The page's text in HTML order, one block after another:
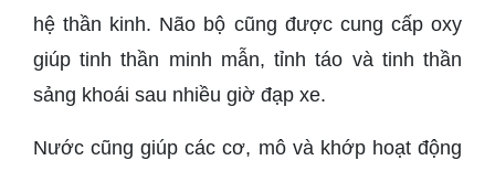
hệ thần kinh. Não bộ cũng được cung cấp oxy
giúp tinh thần minh mẫn, tỉnh táo và tinh thần
sảng khoái sau nhiều giờ đạp xe.
Nước cũng giúp các cơ, mô và khớp hoạt động